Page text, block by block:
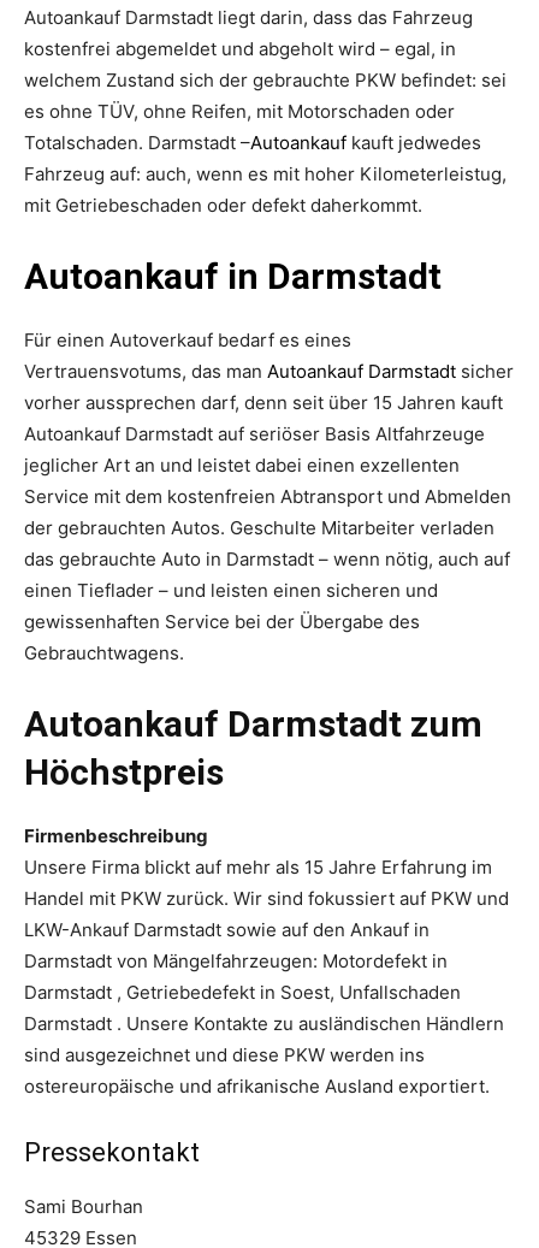
Autoankauf Darmstadt liegt darin, dass das Fahrzeug
kostenfrei abgemeldet und abgeholt wird – egal, in
welchem Zustand sich der gebrauchte PKW befindet: sei
es ohne TÜV, ohne Reifen, mit Motorschaden oder
Totalschaden. Darmstadt –Autoankauf kauft jedwedes
Fahrzeug auf: auch, wenn es mit hoher Kilometerleistug,
mit Getriebeschaden oder defekt daherkommt.
Autoankauf in Darmstadt
Für einen Autoverkauf bedarf es eines
Vertrauensvotums, das man Autoankauf Darmstadt sicher
vorher aussprechen darf, denn seit über 15 Jahren kauft
Autoankauf Darmstadt auf seriöser Basis Altfahrzeuge
jeglicher Art an und leistet dabei einen exzellenten
Service mit dem kostenfreien Abtransport und Abmelden
der gebrauchten Autos. Geschulte Mitarbeiter verladen
das gebrauchte Auto in Darmstadt – wenn nötig, auch auf
einen Tieflader – und leisten einen sicheren und
gewissenhaften Service bei der Übergabe des
Gebrauchtwagens.
Autoankauf Darmstadt zum
Höchstpreis‎
Firmenbeschreibung
Unsere Firma blickt auf mehr als 15 Jahre Erfahrung im
Handel mit PKW zurück. Wir sind fokussiert auf PKW und
LKW-Ankauf Darmstadt sowie auf den Ankauf in
Darmstadt von Mängelfahrzeugen: Motordefekt in
Darmstadt , Getriebedefekt in Soest, Unfallschaden
Darmstadt . Unsere Kontakte zu ausländischen Händlern
sind ausgezeichnet und diese PKW werden ins
ostereuropäische und afrikanische Ausland exportiert.
Pressekontakt
Sami Bourhan
45329 Essen